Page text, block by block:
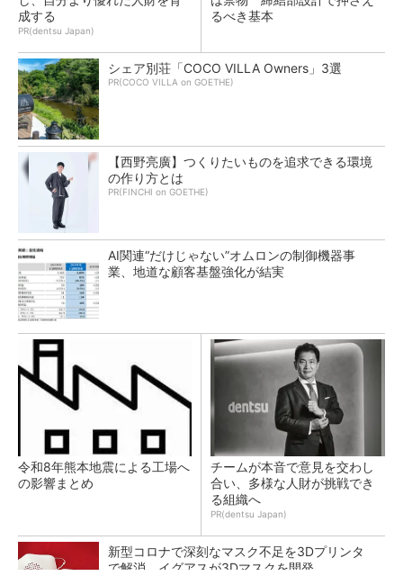
成する
PR(dentsu Japan)
るべき基本
シェア別荘「COCO VILLA Owners」3選
PR(COCO VILLA on GOETHE)
【西野亮廣】つくりたいものを追求できる環境
の作り方とは
PR(FINCHI on GOETHE)
AI関連“だけじゃない”オムロンの制御機器事
業、地道な顧客基盤強化が結実
令和8年熊本地震による工場へ
の影響まとめ
チームが本音で意見を交わし
合い、多様な人財が挑戦でき
る組織へ
PR(dentsu Japan)
新型コロナで深刻なマスク不足を3Dプリンタ
で解消、イグアスが3Dマスクを開発